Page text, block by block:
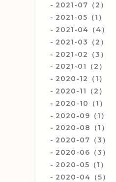
2021-07（2）
2021-05（1）
2021-04（4）
2021-03（2）
2021-02（3）
2021-01（2）
2020-12（1）
2020-11（2）
2020-10（1）
2020-09（1）
2020-08（1）
2020-07（3）
2020-06（3）
2020-05（1）
2020-04（5）